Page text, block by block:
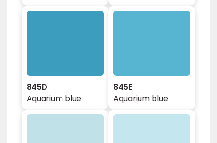
845D
Aquarium blue
845E
Aquarium blue